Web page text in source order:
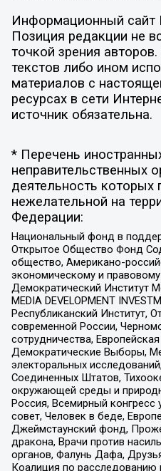
Информационный сайт
Позиция редакции не
точкой зрения
текстов либо ином
материалов с
ресурсах в сети
источник обязательна.
* Перечень
неправительственных
деятельность которых
нежелательной на
Федерации:
Национальный фонд в
Открытое Общество Фонд
общество, Американо-
экономическому и
Демократический Институт
MEDIA DEVELOPMENT
Республиканский Институт,
современной России,
сотрудничества,
Демократические Выборы,
электоральных
Соединенных Штатов,
окружающей среды и
Россия, Всемирный конгресс
совет, Человек в беде,
Джеймстаунский фонд,
дракона, Врачи против
органов, Фалунь Дафа,
Коалиция по расследованию